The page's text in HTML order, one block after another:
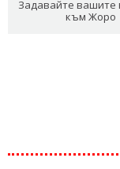
Задавайте вашите
към Жоро